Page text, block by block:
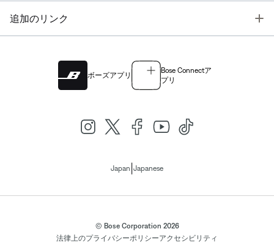
追加のリンク
ボーズアプリ
Bose Connectア
プリ
Japan Japanese
© Bose Corporation 2026
法律上のプライバシーポリシーアクセシビリティ